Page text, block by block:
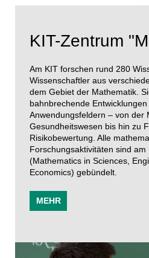
KIT-Zentrum
Am KIT forschen rund 280
Wissenschaftler aus
dem Gebiet der Mathematik.
bahnbrechende Entwicklungen
Anwendungsfeldern – von der
Gesundheitswesen bis hin zu
Risikobewertung. Alle
Forschungsaktivitäten sind
(Mathematics in Sciences,
Economics) gebündelt.
MEHR